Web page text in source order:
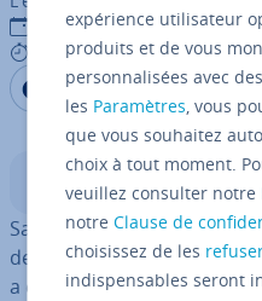
16/07/2020
5 mins
Partager sur
Partager sur
Sommaire
SaltStack, ou Salt, a été
de jeu en ligne des
a été mis à la dis­po­si­tion du
expérience utilisateur
produits et de vous
personnalisées avec
les Paramètres, vous
que vous souhaitez
choix à tout moment.
veuillez consulter notre
notreClause de
choisissez de les
indispensables seront